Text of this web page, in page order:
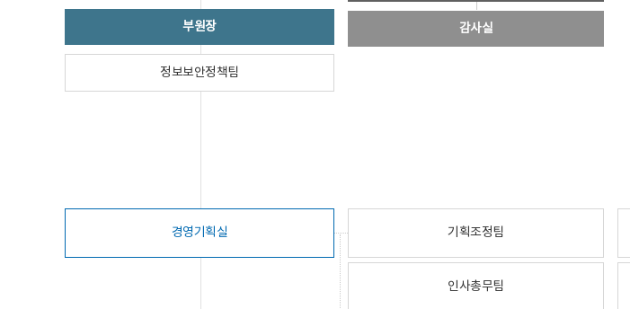
부원장
정보보안정책팀
감사실
경영기획실 기획조정팀
인사총무팀